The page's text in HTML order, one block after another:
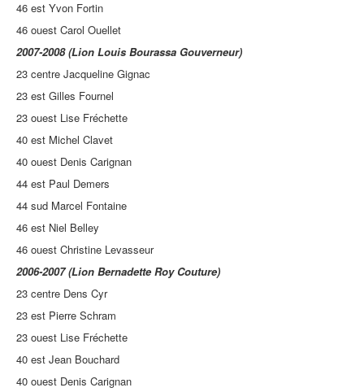
46 est Yvon Fortin
46 ouest Carol Ouellet
2007-2008 (Lion Louis Bourassa Gouverneur)
23 centre Jacqueline Gignac
23 est Gilles Fournel
23 ouest Lise Fréchette
40 est Michel Clavet
40 ouest Denis Carignan
44 est Paul Demers
44 sud Marcel Fontaine
46 est Niel Belley
46 ouest Christine Levasseur
2006-2007 (Lion Bernadette Roy Couture)
23 centre Dens Cyr
23 est Pierre Schram
23 ouest Lise Fréchette
40 est Jean Bouchard
40 ouest Denis Carignan